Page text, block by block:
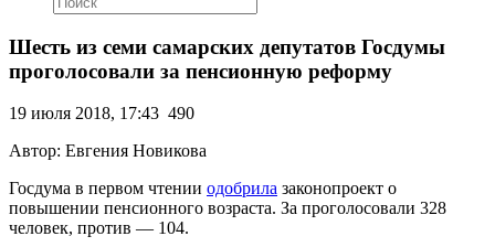
Шесть из семи самарских депутатов Госдумы
проголосовали за пенсионную реформу
19 июля 2018, 17:43 490
Автор: Евгения Новикова
Госдума в первом чтении одобрила законопроект о
повышении пенсионного возраста. За проголосовали 328
человек, против — 104.